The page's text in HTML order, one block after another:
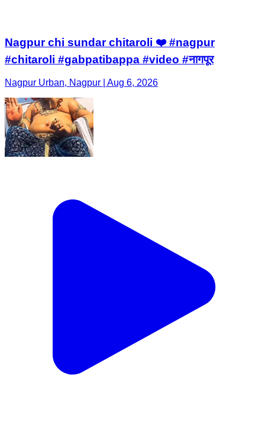
Nagpur chi sundar chitaroli ❤️ #nagpur
#chitaroli #gabpatibappa #video #नागपूर
Nagpur Urban, Nagpur | Aug 6, 2026